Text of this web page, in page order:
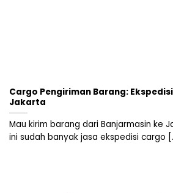
Cargo Pengiriman Barang:
Jakarta
Mau kirim barang dari Banjarmasin ke
ini sudah banyak jasa ekspedisi cargo